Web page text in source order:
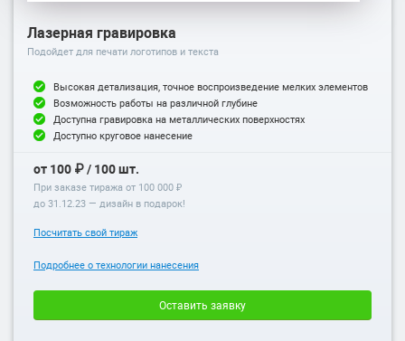
Лазерная гравировка
Подойдет для печати логотипов и текста
Высокая детализация, точное воспроизведение мелких элементов
Возможность работы на различной глубине
Доступна гравировка на металлических поверхностях
Доступно круговое нанесение
от 100 ₽ / 100 шт.
При заказе тиража от 100 000 ₽
до 31.12.23 — дизайн в подарок!
Посчитать свой тираж
Подробнее о технологии нанесения
Оставить заявку